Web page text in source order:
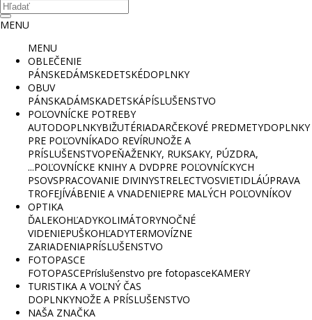
MENU
MENU
OBLEČENIE
PÁNSKEDÁMSKEDETSKÉDOPLNKY
OBUV
PÁNSKADÁMSKADETSKÁPÍSLUŠENSTVO
POĽOVNÍCKE POTREBY
AUTODOPLNKYBIŽUTÉRIADARČEKOVÉ PREDMETYDOPLNKY
PRE POĽOVNÍKADO REVÍRUNOŽE A
PRÍSLUŠENSTVOPEŇAŽENKY, RUKSAKY, PÚZDRA,
...POĽOVNÍCKE KNIHY A DVDPRE POĽOVNÍCKYCH
PSOVSPRACOVANIE DIVINYSTRELECTVOSVIETIDLÁÚPRAVA
TROFEJÍVÁBENIE A VNADENIEPRE MALÝCH POĽOVNÍKOV
OPTIKA
ĎALEKOHĽADYKOLIMÁTORYNOČNÉ
VIDENIEPUŠKOHĽADYTERMOVÍZNE
ZARIADENIAPRÍSLUŠENSTVO
FOTOPASCE
FOTOPASCEPríslušenstvo pre fotopasceKAMERY
TURISTIKA A VOĽNÝ ČAS
DOPLNKYNOŽE A PRÍSLUŠENSTVO
NAŠA ZNAČKA